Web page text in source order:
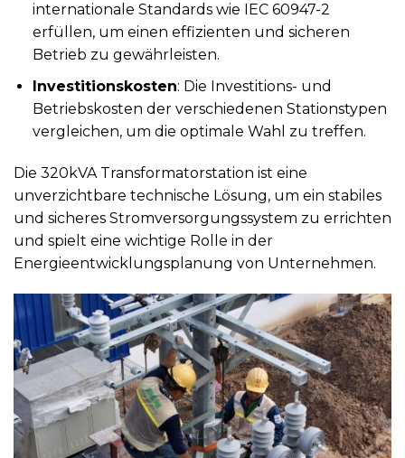
internationale Standards wie IEC 60947-2
erfüllen, um einen effizienten und sicheren
Betrieb zu gewährleisten.
Investitionskosten: Die Investitions- und
Betriebskosten der verschiedenen Stationstypen
vergleichen, um die optimale Wahl zu treffen.
Die 320kVA Transformatorstation ist eine
unverzichtbare technische Lösung, um ein stabiles
und sicheres Stromversorgungssystem zu errichten
und spielt eine wichtige Rolle in der
Energieentwicklungsplanung von Unternehmen.